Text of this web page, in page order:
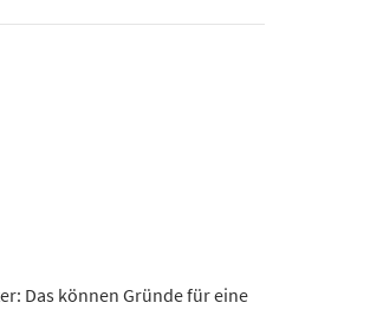
Das können Gründe für eine